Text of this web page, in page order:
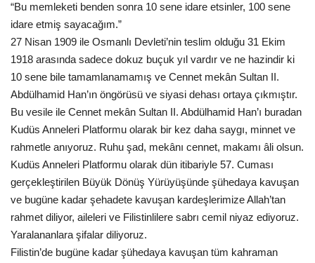
“Bu memleketi benden sonra 10 sene idare etsinler, 100 sene
idare etmiş sayacağım.”
27 Nisan 1909 ile Osmanlı Devleti’nin teslim olduğu 31 Ekim
1918 arasında sadece dokuz buçuk yıl vardır ve ne hazindir ki
10 sene bile tamamlanamamış ve Cennet mekân Sultan II.
Abdülhamid Han’ın öngörüsü ve siyasi dehası ortaya çıkmıştır.
Bu vesile ile Cennet mekân Sultan II. Abdülhamid Han’ı buradan
Kudüs Anneleri Platformu olarak bir kez daha saygı, minnet ve
rahmetle anıyoruz. Ruhu şad, mekânı cennet, makamı âli olsun.
Kudüs Anneleri Platformu olarak dün itibariyle 57. Cuması
gerçekleştirilen Büyük Dönüş Yürüyüşünde şühedaya kavuşan
ve bugüne kadar şehadete kavuşan kardeşlerimize Allah’tan
rahmet diliyor, aileleri ve Filistinlilere sabrı cemil niyaz ediyoruz.
Yaralananlara şifalar diliyoruz.
Filistin’de bugüne kadar şühedaya kavuşan tüm kahraman